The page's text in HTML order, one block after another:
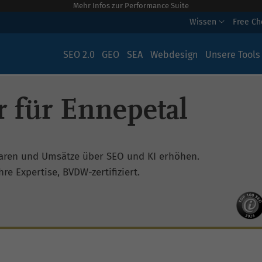
Mehr Infos zur Performance Suite
Wissen Free
SEO 2.0 GEO SEA Webdesign Unsere Tools
für Ennepetal
und Umsätze über SEO und KI erhöhen.
Expertise, BVDW-zertifiziert.